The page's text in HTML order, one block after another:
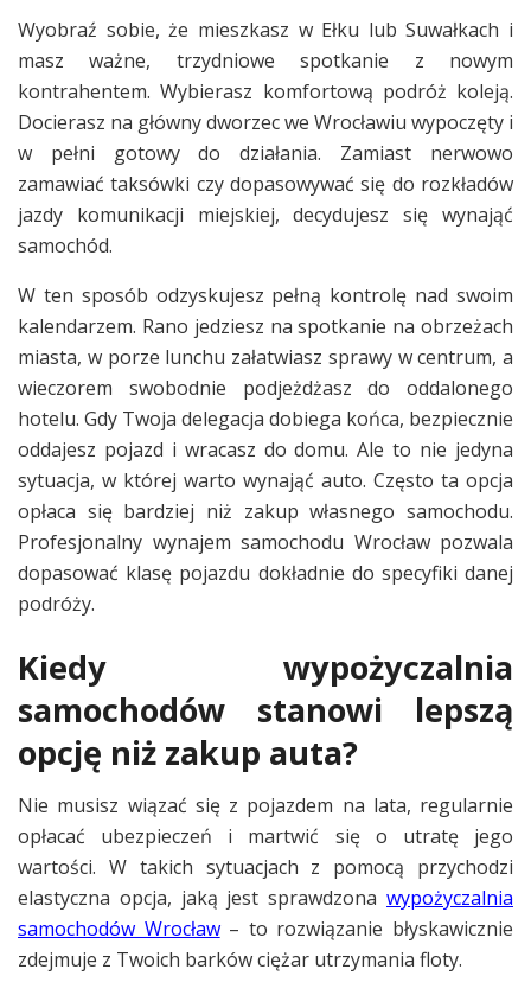
Wyobraź sobie, że mieszkasz w Ełku lub Suwałkach i
masz ważne, trzydniowe spotkanie z nowym
kontrahentem. Wybierasz komfortową podróż koleją.
Docierasz na główny dworzec we Wrocławiu wypoczęty i
w pełni gotowy do działania. Zamiast nerwowo
zamawiać taksówki czy dopasowywać się do rozkładów
jazdy komunikacji miejskiej, decydujesz się wynająć
samochód.
W ten sposób odzyskujesz pełną kontrolę nad swoim
kalendarzem. Rano jedziesz na spotkanie na obrzeżach
miasta, w porze lunchu załatwiasz sprawy w centrum, a
wieczorem swobodnie podjeżdżasz do oddalonego
hotelu. Gdy Twoja delegacja dobiega końca, bezpiecznie
oddajesz pojazd i wracasz do domu. Ale to nie jedyna
sytuacja, w której warto wynająć auto. Często ta opcja
opłaca się bardziej niż zakup własnego samochodu.
Profesjonalny wynajem samochodu Wrocław pozwala
dopasować klasę pojazdu dokładnie do specyfiki danej
podróży.
Kiedy wypożyczalnia
samochodów stanowi lepszą
opcję niż zakup auta?
Nie musisz wiązać się z pojazdem na lata, regularnie
opłacać ubezpieczeń i martwić się o utratę jego
wartości. W takich sytuacjach z pomocą przychodzi
elastyczna opcja, jaką jest sprawdzona wypożyczalnia
samochodów Wrocław– to rozwiązanie błyskawicznie
zdejmuje z Twoich barków ciężar utrzymania floty.